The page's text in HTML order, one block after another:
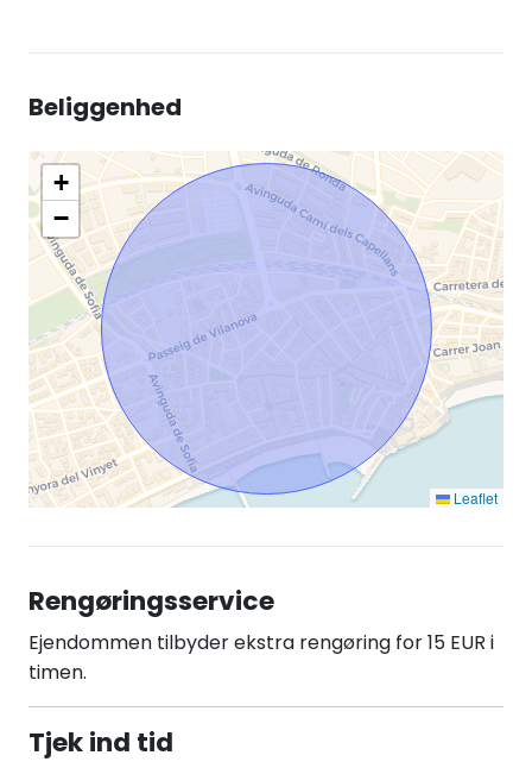
Beliggenhed
+
−
Leaflet
Rengøringsservice
Ejendommen tilbyder ekstra rengøring for 15 EUR i
timen.
Tjek ind tid